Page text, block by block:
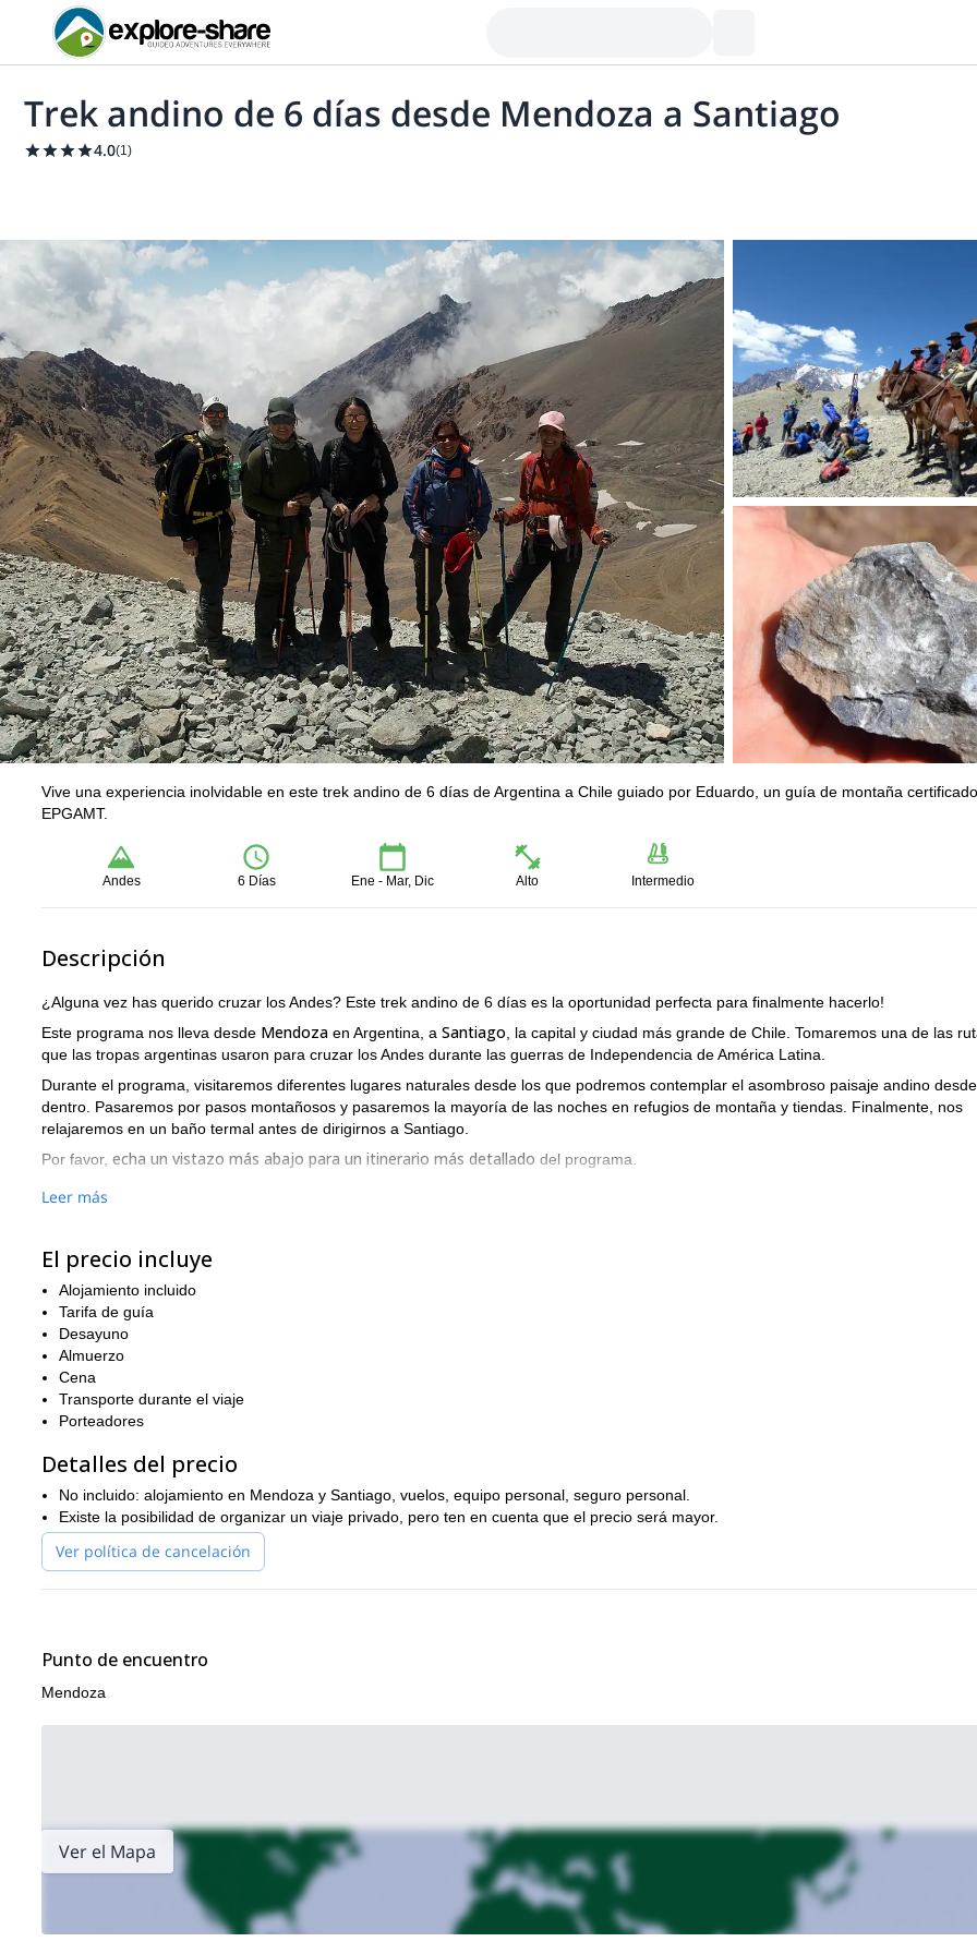
Trek andino de 6 días desde Mendoza a Santiago
4.0(1)
Vive una experiencia inolvidable en este trek andino de 6 días de Argentina a Chile guiado por Eduardo, un guía de montaña
EPGAMT.
Andes 6 Días Ene - Mar, Dic Alto Intermedio
Descripción
¿Alguna vez has querido cruzar los Andes? Este trek andino de 6 días es la oportunidad perfecta para finalmente hacerlo!
Este programa nos lleva desde Mendoza en Argentina, a Santiago , la capital y ciudad más grande de Chile. Tomaremos una de las
que las tropas argentinas usaron para cruzar los Andes durante las guerras de Independencia de América Latina.
Durante el programa, visitaremos diferentes lugares naturales desde los que podremos contemplar el asombroso paisaje andino desde
dentro. Pasaremos por pasos montañosos y pasaremos la mayoría de las noches en refugios de montaña y tiendas. Finalmente, nos
relajaremos en un baño termal antes de dirigirnos a Santiago.
Por favor, echa un vistazo más abajo para un itinerario más detallado del programa.
Ten en cuenta que este trek no es fácil. Cruzar los Andes es una experiencia muy desafiante pero gratificante. Por lo tanto, los
Leer más
El precio incluye
Alojamiento incluido
Tarifa de guía
Desayuno
Almuerzo
Cena
Transporte durante el viaje
Porteadores
Detalles del precio
No incluido: alojamiento en Mendoza y Santiago, vuelos, equipo personal, seguro personal.
Existe la posibilidad de organizar un viaje privado, pero ten en cuenta que el precio será mayor.
Ver política de cancelación
Punto de encuentro
Mendoza
Ver el Mapa